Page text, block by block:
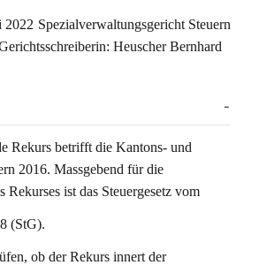
Spezialverwaltungsgericht Steuern
Heuscher Bernhard
Rekurs betrifft die Kantons- und
2016. Massgebend für die
Rekurses ist das Steuergesetz vom
(StG).
ob der Rekurs innert der